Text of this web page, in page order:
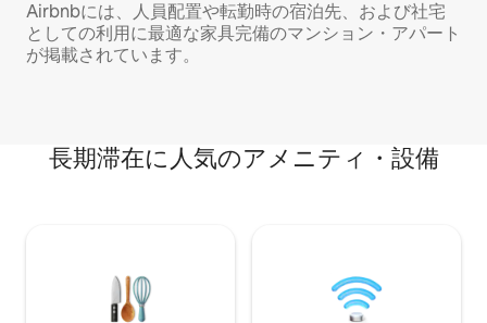
Airbnbには、人員配置や転勤時の宿泊先、および社宅
としての利用に最適な家具完備のマンション・アパート
が掲載されています。
長期滞在に人気のアメニティ・設備